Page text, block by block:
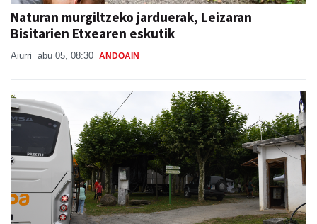
Naturan murgiltzeko jarduerak, Leizaran
Bisitarien Etxearen eskutik
Aiurri abu 05, 08:30 ANDOAIN